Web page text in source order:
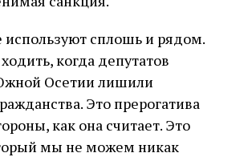
используют сплошь и рядом.
когда депутатов
Осетии лишили
Это прерогатива
как она считает. Это
мы не можем никак